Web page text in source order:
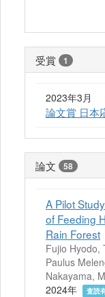
受賞 1
2023年3月
論文賞 日本
論文 58
A Pilot
of Feeding
Rain Forest
Fujio Hyodo,
Paulus
Nakayama,
2024年
査読